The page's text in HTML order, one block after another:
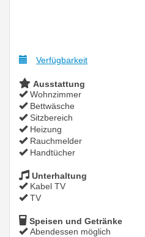
Verfügbarkeit
Ausstattung
Wohnzimmer
Bettwäsche
Sitzbereich
Heizung
Rauchmelder
Handtücher
Unterhaltung
Kabel TV
TV
Speisen und Getränke
Abendessen möglich